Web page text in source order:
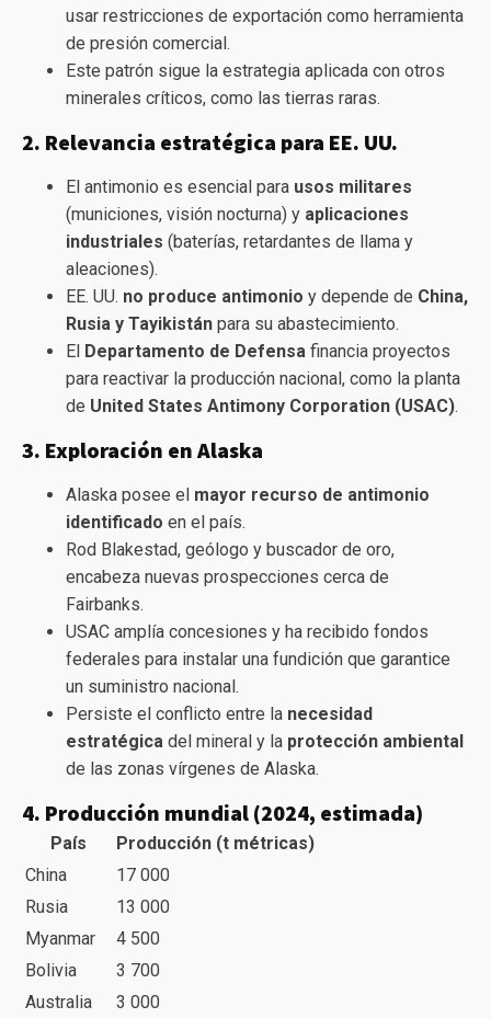
usar restricciones de exportación como herramienta
de presión comercial.
Este patrón sigue la estrategia aplicada con otros
minerales críticos, como las tierras raras.
2. Relevancia estratégica para EE. UU.
El antimonio es esencial para usos militares
(municiones, visión nocturna) y aplicaciones
industriales (baterías, retardantes de llama y
aleaciones).
EE. UU. no produce antimonio y depende de China,
Rusia y Tayikistán para su abastecimiento.
El Departamento de Defensa financia proyectos
para reactivar la producción nacional, como la planta
de United States Antimony Corporation (USAC).
3. Exploración en Alaska
Alaska posee el mayor recurso de antimonio
identificado en el país.
Rod Blakestad, geólogo y buscador de oro,
encabeza nuevas prospecciones cerca de
Fairbanks.
USAC amplía concesiones y ha recibido fondos
federales para instalar una fundición que garantice
un suministro nacional.
Persiste el conflicto entre la necesidad
estratégica del mineral y la protección ambiental
de las zonas vírgenes de Alaska.
4. Producción mundial (2024, estimada)
País
Producción (t métricas)
China
17 000
Rusia
13 000
Myanmar
4 500
Bolivia
3 700
Australia
3 000